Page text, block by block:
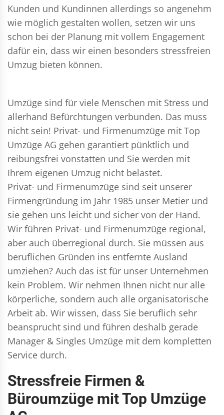
Kunden und Kundinnen allerdings so angenehm
wie möglich gestalten wollen, setzen wir uns
schon bei der Planung mit vollem Engagement
dafür ein, dass wir einen besonders stressfreien
Umzug bieten können.
Umzüge sind für viele Menschen mit Stress und
allerhand Befürchtungen verbunden. Das muss
nicht sein! Privat- und Firmenumzüge mit Top
Umzüge AG gehen garantiert pünktlich und
reibungsfrei vonstatten und Sie werden mit
Ihrem eigenen Umzug nicht belastet.
Privat- und Firmenumzüge sind seit unserer
Firmengründung im Jahr 1985 unser Metier und
sie gehen uns leicht und sicher von der Hand.
Wir führen Privat- und Firmenumzüge regional,
aber auch überregional durch. Sie müssen aus
beruflichen Gründen ins entfernte Ausland
umziehen? Auch das ist für unser Unternehmen
kein Problem. Wir nehmen Ihnen nicht nur alle
körperliche, sondern auch alle organisatorische
Arbeit ab. Wir wissen, dass Sie beruflich sehr
beansprucht sind und führen deshalb gerade
Manager & Singles Umzüge mit dem kompletten
Service durch.
Stressfreie Firmen &
Büroumzüge mit Top Umzüge